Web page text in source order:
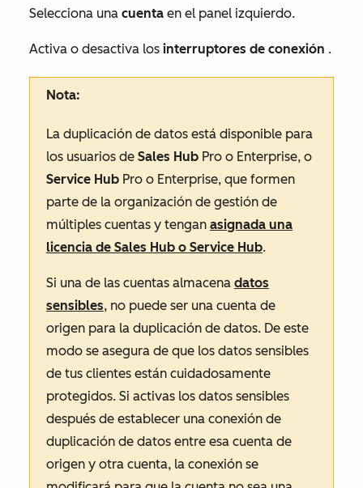
Selecciona una cuenta en el panel izquierdo.
Activa o desactiva los interruptores de conexión .
Nota:
La duplicación de datos está disponible para
los usuarios de Sales Hub Pro o Enterprise, o
Service Hub Pro o Enterprise, que formen
parte de la organización de gestión de
múltiples cuentas y tengan asignada una
licencia de Sales Hub o Service Hub.
Si una de las cuentas almacena datos
sensibles, no puede ser una cuenta de
origen para la duplicación de datos. De este
modo se asegura de que los datos sensibles
de tus clientes están cuidadosamente
protegidos. Si activas los datos sensibles
después de establecer una conexión de
duplicación de datos entre esa cuenta de
origen y otra cuenta, la conexión se